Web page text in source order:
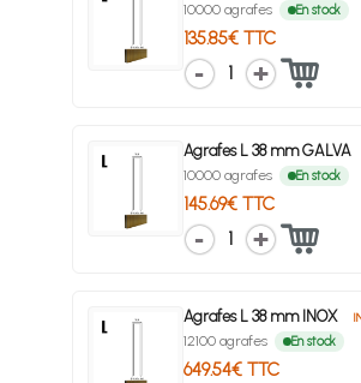
10000 agrafes En stock
135.85€ TTC
1
Agrafes L 38 mm GALVA
10000 agrafes En stock
145.69€ TTC
1
Agrafes L 38 mm INOX
12100 agrafes En stock
649.54€ TTC